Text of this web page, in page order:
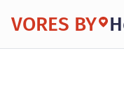
VORES BY